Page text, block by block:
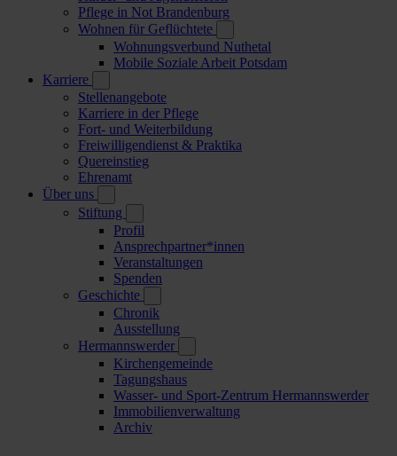
Pflege in Not Brandenburg
Wohnen für Geflüchtete
Wohnungsverbund Nuthetal
Mobile Soziale Arbeit Potsdam
Karriere
Stellenangebote
Karriere in der Pflege
Fort- und Weiterbildung
Freiwilligendienst & Praktika
Quereinstieg
Ehrenamt
Über uns
Stiftung
Profil
Ansprechpartner*innen
Veranstaltungen
Spenden
Geschichte
Chronik
Ausstellung
Hermannswerder
Kirchengemeinde
Tagungshaus
Wasser- und Sport-Zentrum Hermannswerder
Immobilienverwaltung
Archiv